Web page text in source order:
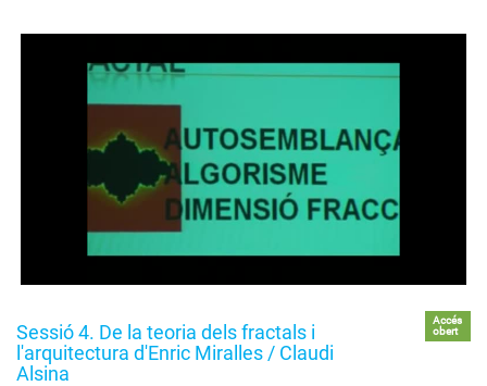
Sessió 4. De la teoria dels fractals i
l'arquitectura d'Enric Miralles / Claudi
Alsina
Accés
obert